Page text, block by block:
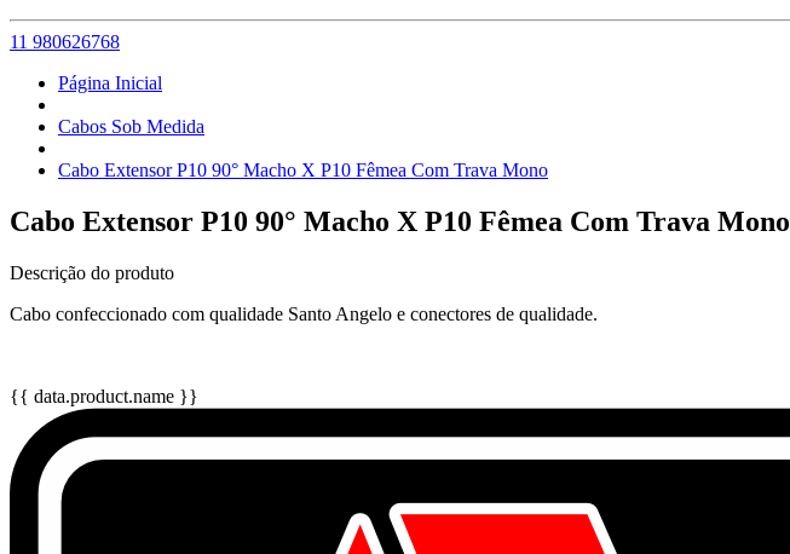
11 980626768
Página Inicial
Cabos Sob Medida
Cabo Extensor P10 90° Macho X P10 Fêmea Com Trava Mono
Cabo Extensor P10 90° Macho X P10 Fêmea Com Trava Mono
Descrição do produto
Cabo confeccionado com qualidade Santo Angelo e conectores de qualidade.
{{ data.product.name }}